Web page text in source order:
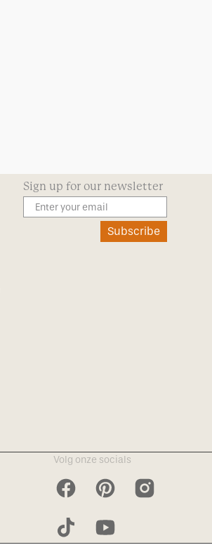
Sign up for our newsletter
Subscribe
Volg onze socials
FacebookPinterestInstagram
TikTok YouTube